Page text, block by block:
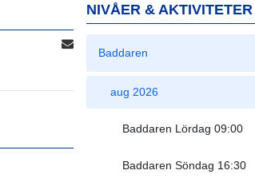
NIVÅER & AKTIVITETER
Baddaren
aug 2026
Baddaren Lördag 09:00
Baddaren Söndag 16:30